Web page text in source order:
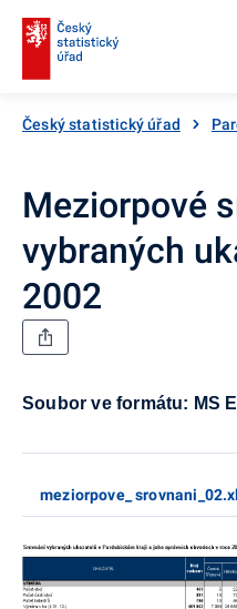
Český statistický úřad
Meziorpové
vybraných
2002
Soubor ve formátu: MS
meziorpove_